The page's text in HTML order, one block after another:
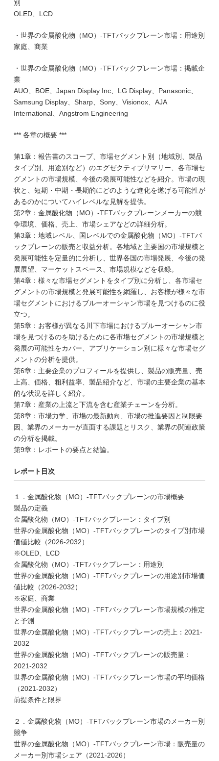
別
OLED、LCD
・世界の金属酸化物（MO）-TFTバックプレーン市場：用途別
家庭、商業
・世界の金属酸化物（MO）-TFTバックプレーン市場：掲載企
業
AUO、BOE、Japan Display Inc、LG Display、Panasonic、
Samsung Display、Sharp、Sony、Visionox、AJA
International、Angstrom Engineering
*** 各章の概要 ***
第1章：報告書のスコープ、市場セグメント別（地域別、製品
タイプ別、用途別など）のエグゼクティブサマリー、各市場セ
グメントの市場規模、今後の発展可能性などを紹介。市場の現
状と、短期・中期・長期的にどのような進化を遂げる可能性が
あるのかについてハイレベルな見解を提供。
第2章：金属酸化物（MO）-TFTバックプレーンメーカーの競
争環境、価格、売上、市場シェアなどの詳細分析。
第3章：地域レベル、国レベルでの金属酸化物（MO）-TFTバ
ックプレーンの販売と収益分析。各地域と主要国の市場規模と
発展可能性を定量的に分析し、世界各国の市場発展、今後の発
展展望、マーケットスペース、市場規模などを収録。
第4章：様々な市場セグメントをタイプ別に分析し、各市場セ
グメントの市場規模と発展可能性を網羅し、お客様が様々な市
場セグメントにおけるブルーオーシャン市場を見つけるのに役
立つ。
第5章：お客様が異なる川下市場におけるブルーオーシャン市
場を見つけるのを助けるために各市場セグメントの市場規模と
発展の可能性をカバー、アプリケーション別に様々な市場セグ
メントの分析を提供。
第6章：主要企業のプロフィールを提供し、製品の販売量、売
上高、価格、粗利益率、製品紹介など、市場の主要企業の基本
的な状況を詳しく紹介。
第7章：産業の上流と下流を含む産業チェーンを分析。
第8章：市場力学、市場の最新動向、市場の推進要因と制限要
因、業界のメーカーが直面する課題とリスク、業界の関連政策
の分析を掲載。
第9章：レポートの要点と結論。
レポート目次
１．金属酸化物（MO）-TFTバックプレーンの市場概要
製品の定義
金属酸化物（MO）-TFTバックプレーン：タイプ別
世界の金属酸化物（MO）-TFTバックプレーンのタイプ別市場
価値比較（2026-2032）
※OLED、LCD
金属酸化物（MO）-TFTバックプレーン：用途別
世界の金属酸化物（MO）-TFTバックプレーンの用途別市場価
値比較（2026-2032）
※家庭、商業
世界の金属酸化物（MO）-TFTバックプレーン市場規模の推定
と予測
世界の金属酸化物（MO）-TFTバックプレーンの売上：2021-
2032
世界の金属酸化物（MO）-TFTバックプレーンの販売量：
2021-2032
世界の金属酸化物（MO）-TFTバックプレーン市場の平均価格
（2021-2032）
前提条件と限界
２．金属酸化物（MO）-TFTバックプレーン市場のメーカー別
競争
世界の金属酸化物（MO）-TFTバックプレーン市場：販売量の
メーカー別市場シェア（2021-2026）